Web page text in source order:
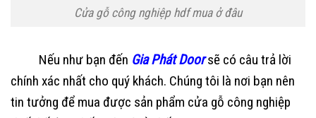
Cửa gỗ công nghiệp hdf mua ở đâu
Nếu như bạn đến Gia Phát Doorsẽ có câu trả lời
chính xác nhất cho quý khách. Chúng tôi là nơi bạn nên
tin tưởng để mua được sản phẩm cửa gỗ công nghiệp